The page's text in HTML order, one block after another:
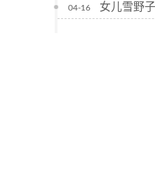
04-16 女儿雪野